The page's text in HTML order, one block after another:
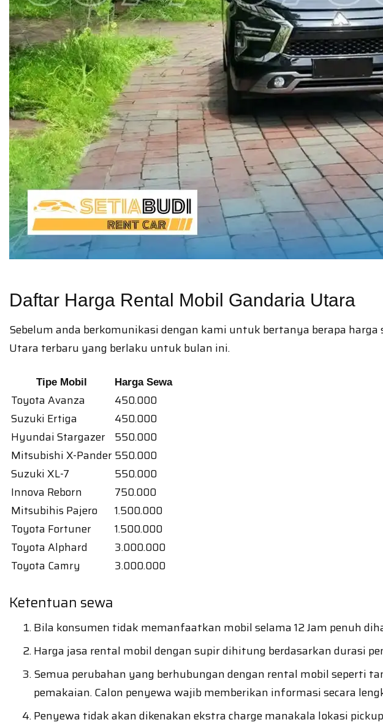
Daftar Harga Rental Mobil Gandaria Utara
Sebelum anda berkomunikasi dengan kami untuk bertanya berapa
Utara terbaru yang berlaku untuk bulan ini.
Tipe Mobil Harga Sewa
Toyota Avanza
450.000
Suzuki Ertiga
450.000
Hyundai Stargazer 550.000
Mitsubishi X-Pander550.000
Suzuki XL-7
550.000
Innova Reborn
750.000
Mitsubihis Pajero
1.500.000
Toyota Fortuner
1.500.000
Toyota Alphard
3.000.000
Toyota Camry
3.000.000
Ketentuan sewa
Bila konsumen tidak memanfaatkan mobil selama 12 Jam penuh
Harga jasa rental mobil dengan supir dihitung berdasarkan durasi
Semua perubahan yang berhubungan dengan rental mobil seperti
pemakaian. Calon penyewa wajib memberikan informasi secara
Penyewa tidak akan dikenakan ekstra charge manakala lokasi